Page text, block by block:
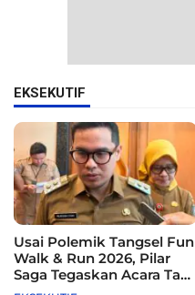
EKSEKUTIF
Usai Polemik Tangsel Fun
Walk & Run 2026, Pilar
Saga Tegaskan Acara Tak
Difasilitasi Pemkot